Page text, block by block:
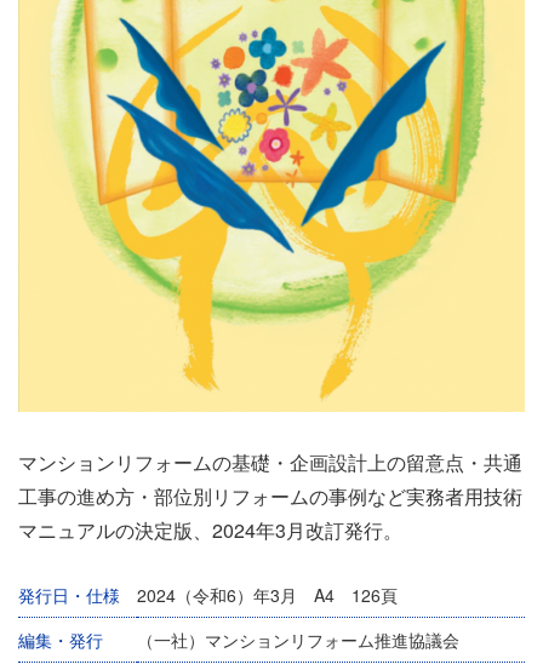
マンションリフォームの基礎・企画設計上の留意点・共通
工事の進め方・部位別リフォームの事例など実務者用技術
マニュアルの決定版、2024年3月改訂発行。
発行日・仕様
2024（令和6）年3月 A4 126頁
編集・発行
（一社）マンションリフォーム推進協議会